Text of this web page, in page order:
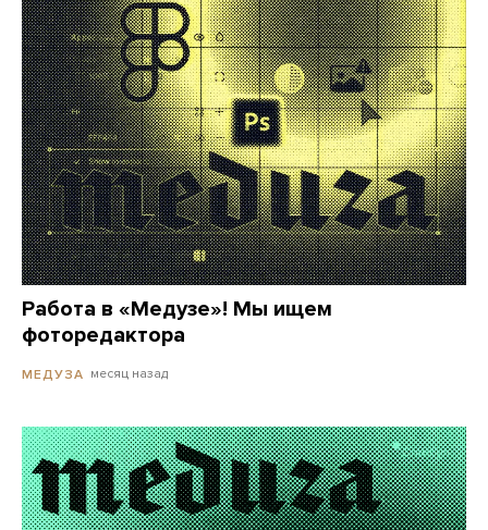
Работа в «Медузе»! Мы ищем
фоторедактора
МЕДУЗА месяц назад